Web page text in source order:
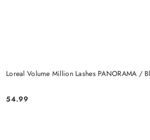
Loreal Volume Million Lashes PANORAMA /
Cena:
54.99